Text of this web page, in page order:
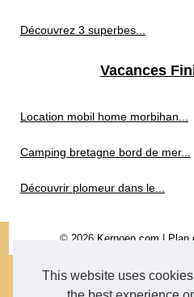
This website uses
Découvrez 3 superbes...
Vacances
Location mobil home morbihan...
Camping bretagne bord de mer...
Découvrir plomeur dans le...
© 2026 Kernoen.com | Plan